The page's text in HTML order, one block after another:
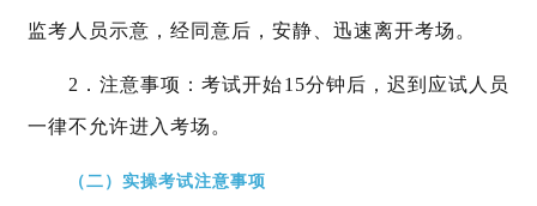
监考人员示意，经同意后，安静、迅速离开考场。
2．注意事项：考试开始15分钟后，迟到应试人员
一律不允许进入考场。
（二）实操考试注意事项